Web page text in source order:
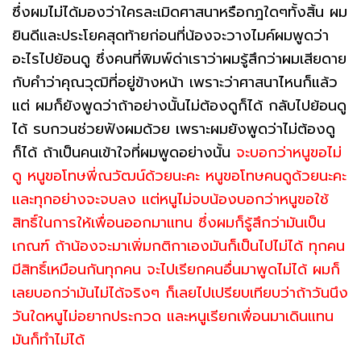
ซึ่งผมไม่ได้มองว่าใครละเมิดศาสนาหรือกฎใดๆทั้งสิ้น ผม
ยินดีและประโยคสุดท้ายก่อนที่น้องจะวางไมค์ผมพูดว่า
อะไรไปย้อนดู ซึ่งคนที่พิมพ์ด่าเราว่าผมรู้สึกว่าผมเสียดาย
กับคำว่าคุณวุฒิที่อยู่ข้างหน้า เพราะว่าศาสนาไหนก็แล้ว
แต่ ผมก็ยังพูดว่าถ้าอย่างนั้นไม่ต้องดูก็ได้ กลับไปย้อนดู
ได้ รบกวนช่วยฟังผมด้วย เพราะผมยังพูดว่าไม่ต้องดู
ก็ได้ ถ้าเป็นคนเข้าใจที่ผมพูดอย่างนั้น จะบอกว่าหนูขอไม่
ดู หนูขอโทษพี่ณวัฒน์ด้วยนะคะ หนูขอโทษคนดูด้วยนะคะ
และทุกอย่างจะจบลง แต่หนูไม่จบน้องบอกว่าหนูขอใช้
สิทธิ์ในการให้เพื่อนออกมาแทน ซึ่งผมก็รู้สึกว่ามันเป็น
เกณฑ์ ถ้าน้องจะมาเพิ่มกติกาเองมันก็เป็นไปไม่ได้ ทุกคน
มีสิทธิ์เหมือนกันทุกคน จะไปเรียกคนอื่นมาพูดไม่ได้ ผมก็
เลยบอกว่ามันไม่ได้จริงๆ ก็เลยไปเปรียบเทียบว่าถ้าวันนึง
วันใดหนูไม่อยากประกวด และหนูเรียกเพื่อนมาเดินแทน
มันก็ทำไม่ได้